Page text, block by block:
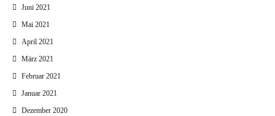
Juni 2021
Mai 2021
April 2021
März 2021
Februar 2021
Januar 2021
Dezember 2020